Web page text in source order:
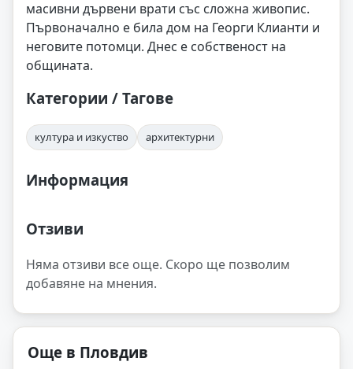
масивни дървени врати със сложна живопис.
Първоначално е била дом на Георги Клианти и
неговите потомци. Днес е собственост на
общината.
Категории / Тагове
култура и изкуство архитектурни
Информация
Отзиви
Няма отзиви все още. Скоро ще позволим
добавяне на мнения.
Още в Пловдив